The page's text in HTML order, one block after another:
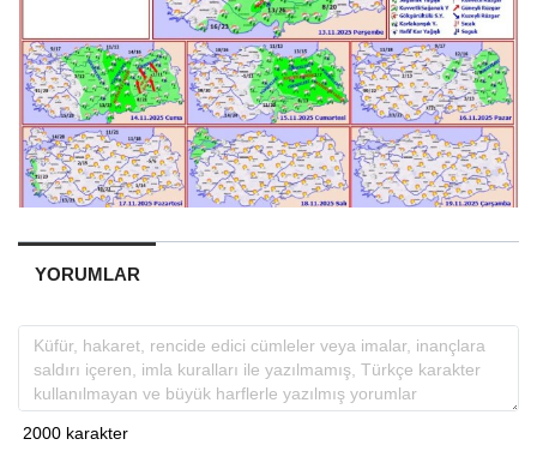
YORUMLAR